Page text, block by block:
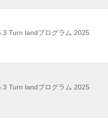
Turn landプログラム 2025
Turn landプログラム 2025